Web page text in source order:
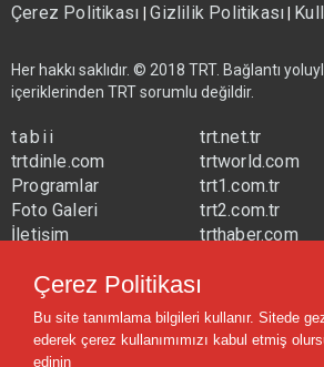
Çerez Politikası|Gizlilik Politikası|
Her hakkı saklıdır. © 2018 TRT. Bağlantı
içeriklerinden TRT sorumlu değildir.
tabii
trtdinle.com
Programlar
Foto Galeri
İletişim
trt.net.tr
trtworld.com
trt1.com.tr
trt2.com.tr
trthaber.com
trtavaz.com.tr
trtmuzik.net.tr
trtcocuk.net.tr
Çerez Politikası
Bu site tanımlama bilgileri kullanır. Sitede
ederek çerez kullanımımızı kabul etmiş
edinin